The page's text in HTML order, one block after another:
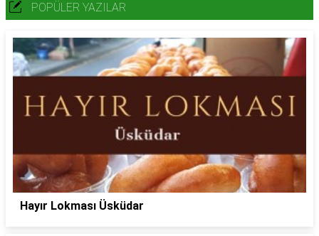
POPÜLER YAZILAR
Hayır Lokması Üsküdar